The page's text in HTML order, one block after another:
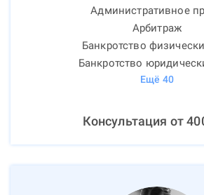
Административное
Арбитраж
Банкротство
Банкротство
Ещё 40
Консультация от